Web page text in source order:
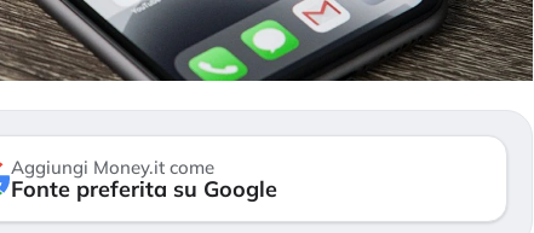
Aggiungi Money.it come
Fonte preferita su Google
alla
guidando il
«La mia vita è rovinata». Investitori
in preda al panico dopo lo scoppio
della bolla AI
Kospi, mentre gli investitori retail (…)
30 luglio 2026